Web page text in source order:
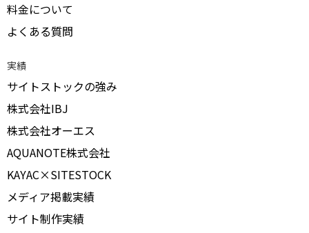
料金について
よくある質問
実績
サイトストックの強み
株式会社IBJ
株式会社オーエス
AQUANOTE株式会社
KAYAC×SITESTOCK
メディア掲載実績
サイト制作実績